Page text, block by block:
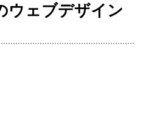
ウェブデザイン